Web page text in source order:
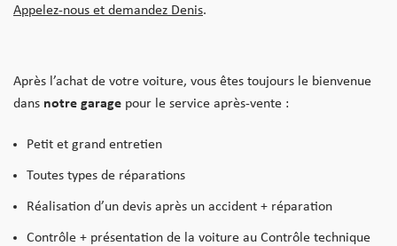
Appelez-nous et demandez Denis.
Après l’achat de votre voiture, vous êtes toujours le bienvenue
dans notre garage pour le service après-vente :
Petit et grand entretien
Toutes types de réparations
Réalisation d’un devis après un accident + réparation
Contrôle + présentation de la voiture au Contrôle technique